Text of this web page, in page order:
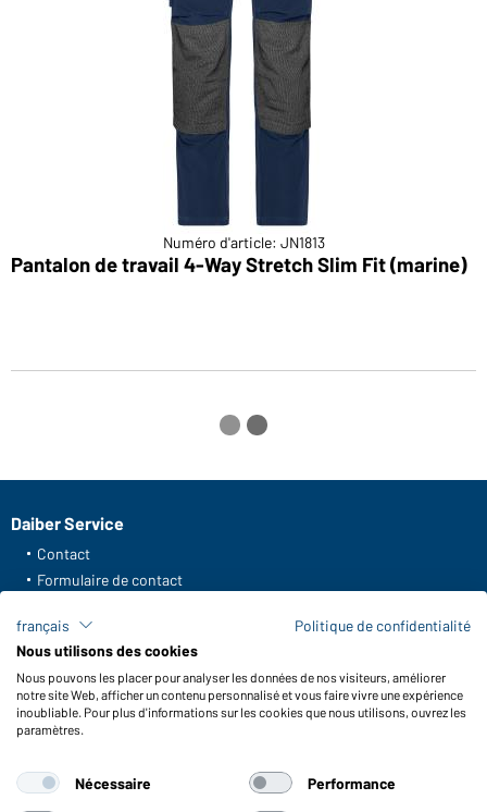
Numéro d'article: JN1813
Pantalon de travail 4-Way Stretch Slim Fit (marine)
Daiber Service
Contact
Formulaire de contact
FAQ / Manuel d' utilisation
Vérifier le stock
Reporting system according to whistleblower protection act
Fonctions et entretien
Conseils d'entretien
français
Politique de confidentialité
Nous utilisons des cookies
Nous pouvons les placer pour analyser les données de nos visiteurs, améliorer
notre site Web, afficher un contenu personnalisé et vous faire vivre une expérience
inoubliable. Pour plus d'informations sur les cookies que nous utilisons, ouvrez les
paramètres.
Nécessaire Performance